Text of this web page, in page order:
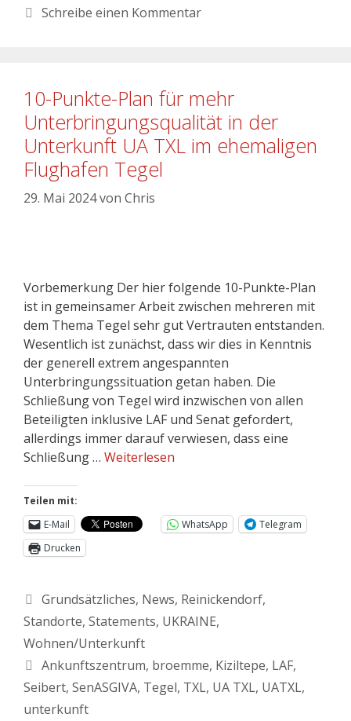
Schreibe einen Kommentar
10-Punkte-Plan für mehr
Unterbringungsqualität in der
Unterkunft UA TXL im ehemaligen
Flughafen Tegel
29. Mai 2024von Chris
Vorbemerkung Der hier folgende 10-Punkte-Plan
ist in gemeinsamer Arbeit zwischen mehreren mit
dem Thema Tegel sehr gut Vertrauten entstanden.
Wesentlich ist zunächst, dass wir dies in Kenntnis
der generell extrem angespannten
Unterbringungssituation getan haben. Die
Schließung von Tegel wird inzwischen von allen
Beteiligten inklusive LAF und Senat gefordert,
allerdings immer darauf verwiesen, dass eine
Schließung … Weiterlesen
Teilen mit:
E-Mail
WhatsApp
Telegram
Drucken
Grundsätzliches, News, Reinickendorf,
Standorte, Statements, UKRAINE,
Wohnen/Unterkunft
Ankunftszentrum, broemme, Kiziltepe, LAF,
Seibert, SenASGIVA, Tegel, TXL, UA TXL, UATXL,
unterkunft